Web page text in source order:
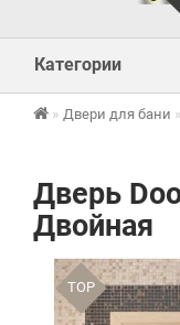
Категории
Двери для бани
Дверь
Двойная
TOP